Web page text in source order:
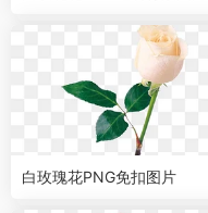
白玫瑰花PNG免扣图片